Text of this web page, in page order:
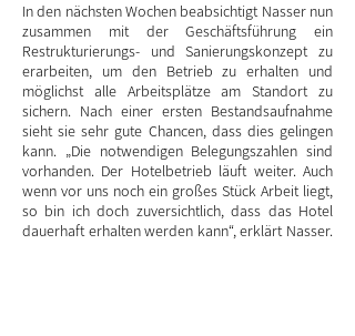
In den nächsten Wochen beabsichtigt Nasser nun
zusammen mit der Geschäftsführung ein
Restrukturierungs- und Sanierungskonzept zu
erarbeiten, um den Betrieb zu erhalten und
möglichst alle Arbeitsplätze am Standort zu
sichern. Nach einer ersten Bestandsaufnahme
sieht sie sehr gute Chancen, dass dies gelingen
kann. „Die notwendigen Belegungszahlen sind
vorhanden. Der Hotelbetrieb läuft weiter. Auch
wenn vor uns noch ein großes Stück Arbeit liegt,
so bin ich doch zuversichtlich, dass das Hotel
dauerhaft erhalten werden kann“, erklärt Nasser.